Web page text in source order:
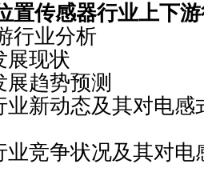
置传感器行业上下
业分析
状
势预测
态及其对电感式
状况及其对电感